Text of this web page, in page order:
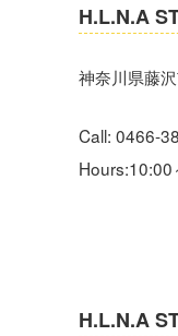
H.L.N.A
神奈川県藤
‪Call: 0466-
Hours:10:00
H.L.N.A